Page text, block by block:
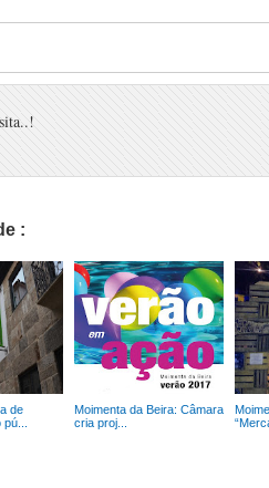
:
de
Moimenta da Beira: Câmara
cria proj...